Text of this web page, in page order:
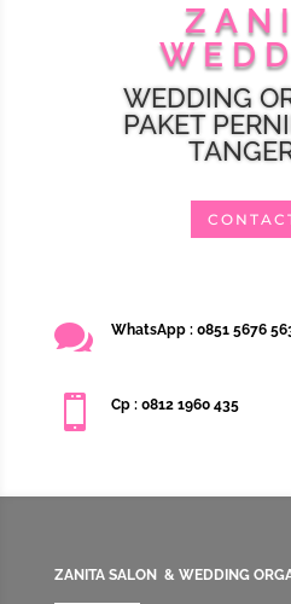
WEDDING
PAKET
 WhatsApp : 0851 5676
 Cp : 0812 1960 435
ZANITA SALON & WEDDING